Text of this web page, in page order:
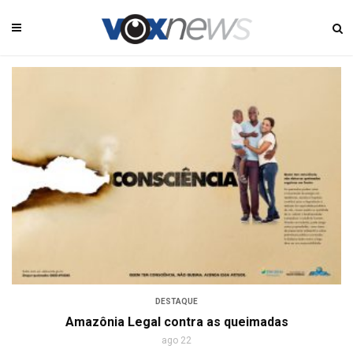
DESTAQUE
Amazônia Legal contra as queimadas
ago 22